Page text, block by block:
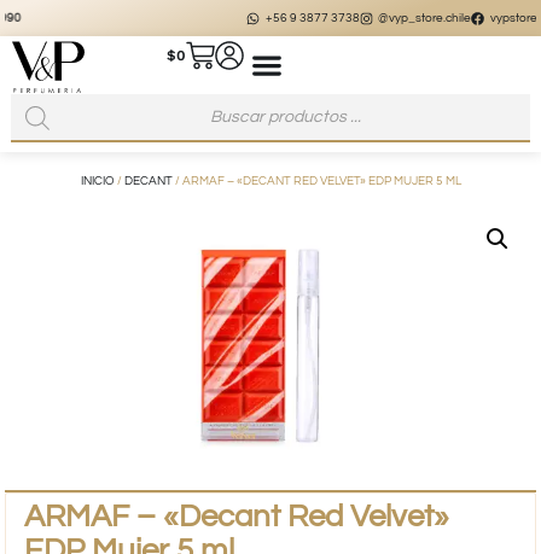
@vyp_store.chile vypstore.cl
$0
INICIO / DECANT/ ARMAF – «DECANT RED VELVET» EDP MUJER 5 ML
ARMAF – «Decant Red Velvet»